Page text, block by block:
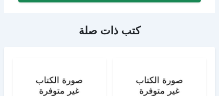
كتب ذات صلة